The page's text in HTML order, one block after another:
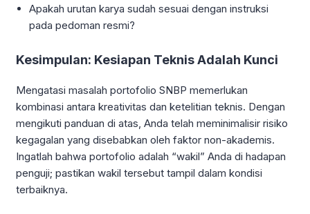
Apakah urutan karya sudah sesuai dengan instruksi
pada pedoman resmi?
Kesimpulan: Kesiapan Teknis Adalah Kunci
Mengatasi masalah portofolio SNBP memerlukan
kombinasi antara kreativitas dan ketelitian teknis. Dengan
mengikuti panduan di atas, Anda telah meminimalisir risiko
kegagalan yang disebabkan oleh faktor non-akademis.
Ingatlah bahwa portofolio adalah “wakil” Anda di hadapan
penguji; pastikan wakil tersebut tampil dalam kondisi
terbaiknya.